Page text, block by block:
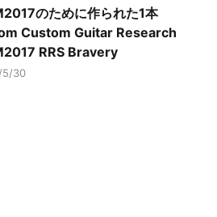
のために作られた1本
Custom Guitar Research
RRS Bravery
5/30